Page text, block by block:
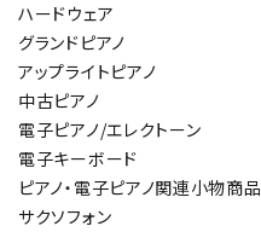
ハードウェア
グランドピアノ
アップライトピアノ
中古ピアノ
電子ピアノ/エレクトーン
電子キーボード
ピアノ・電子ピアノ関連小物商品
サクソフォン